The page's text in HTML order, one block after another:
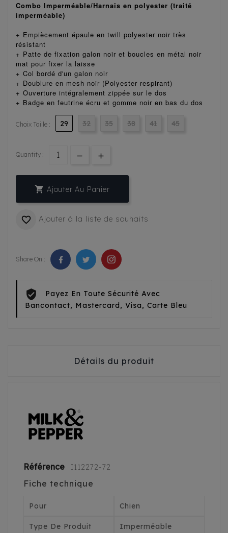
Combo Imperméable/Harnais en polyester (traité
imperméable)
+ Empiècement épaule en twill polyester noir très
résistant
+ Patte de fixation galon noir et boucles en métal noir
mat pour fixer la laisse
+ Col bordé d'un galon noir
+ Doublure en mesh noir (Polyester respirant)
+ Ouverture intégralement zippée sur le dos
+ Badge en feutrine écru et gomme noir en bas du dos
Choix Taille : 29 32 35 38 41 45
Quantity :
 Ajouter Au Panier
 Ajouter à la liste de souhaits
Share On :
Payez En Toute Sécurité Avec
Bancontact, Mastercard, Visa, Carte Bleu
Détails du produit
Référence I112272-72
Fiche technique
Pour Chien
Type De Produit Imperméable